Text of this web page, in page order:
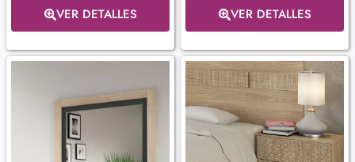
VER DETALLES VER DETALLES